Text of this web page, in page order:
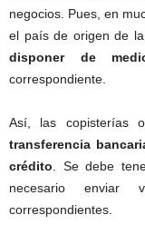
negocios. Pues, en
el país de origen de
disponer de
correspondiente.
Así, las copisterías
transferencia
crédito . Se debe
necesario enviar
correspondientes.